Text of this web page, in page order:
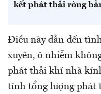
kết phát thải ròng
Điều này dẫn đến
xuyên, ô nhiễm
phát thải khí nhà
tính tổng lượng phát